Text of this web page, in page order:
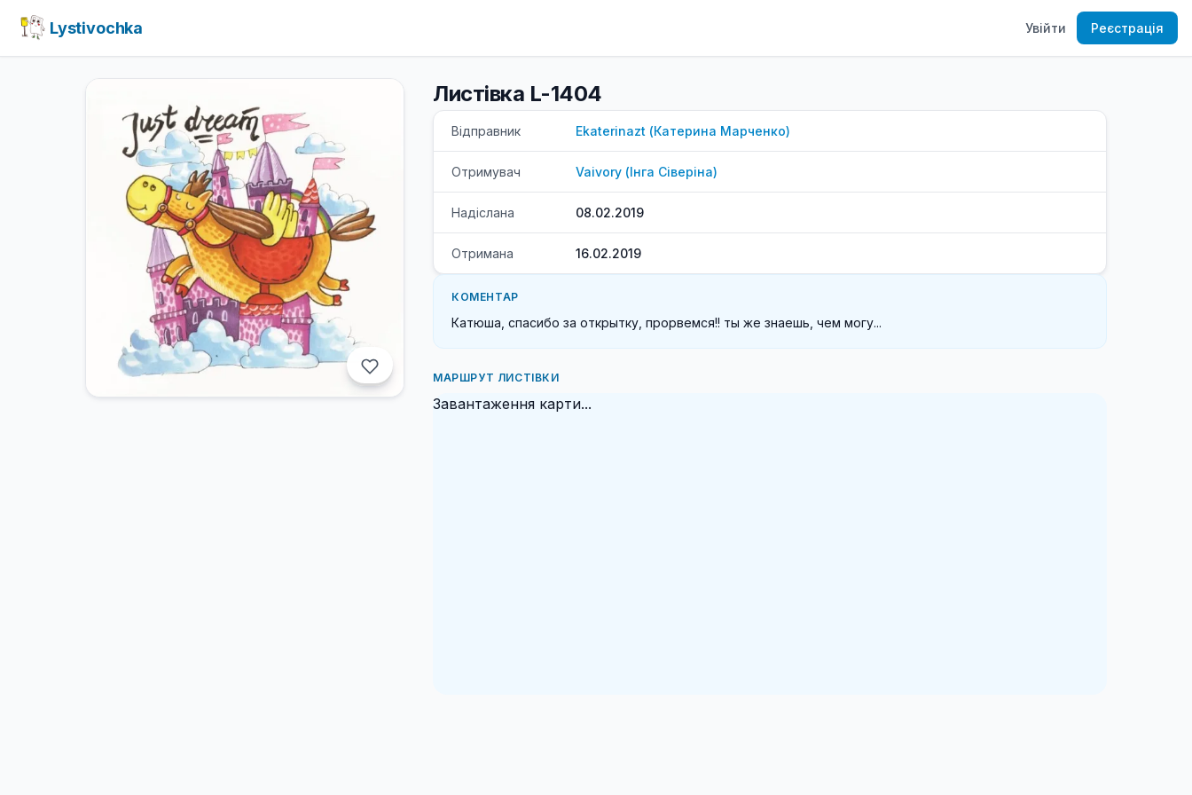
Lystivochka Увійти Реєстрація
Листівка L-1404
Відправник Ekaterinazt (Катерина Марченко)
Отримувач Vaivory (Інга Сіверіна)
Надіслана 08.02.2019
Отримана 16.02.2019
КОМЕНТАР
Катюша, спасибо за открытку, прорвемся!! ты же знаешь, чем могу...
МАРШРУТ ЛИСТІВКИ
Завантаження карти...